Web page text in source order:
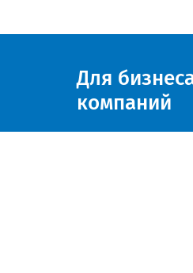
Для
компаний